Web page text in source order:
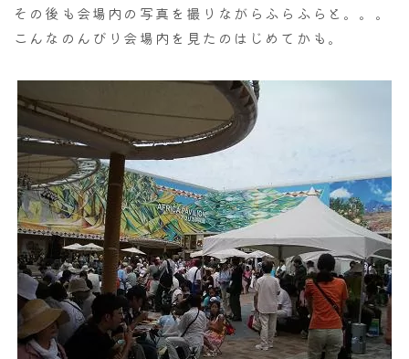
その後も会場内の写真を撮りながらふらふらと。。。
こんなのんびり会場内を見たのはじめてかも。